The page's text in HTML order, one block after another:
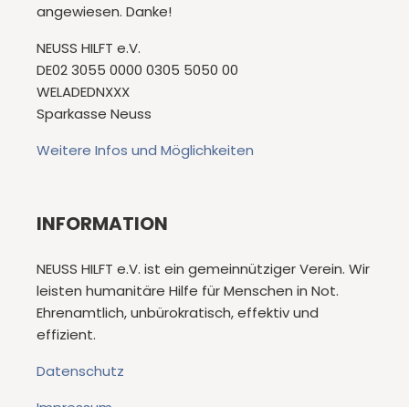
angewiesen. Danke!
NEUSS HILFT e.V.
DE02 3055 0000 0305 5050 00
WELADEDNXXX
Sparkasse Neuss
Weitere Infos und Möglichkeiten
INFORMATION
NEUSS HILFT e.V. ist ein gemeinnütziger Verein. Wir
leisten humanitäre Hilfe für Menschen in Not.
Ehrenamtlich, unbürokratisch, effektiv und
effizient.
Datenschutz